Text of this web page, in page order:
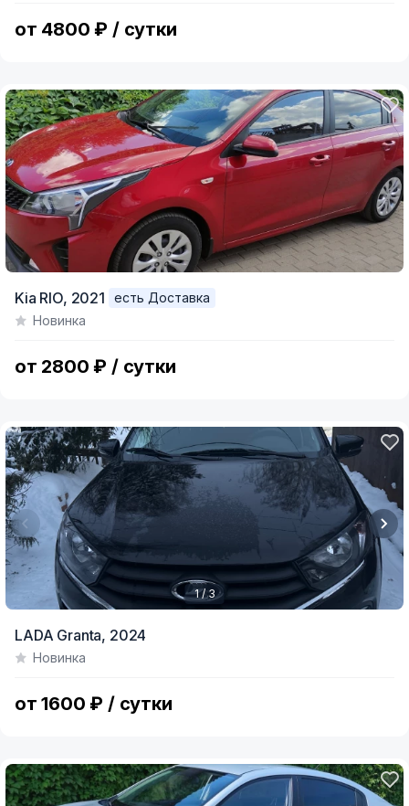
от 4800 ₽ / сутки
Kia RIO, 2021
есть Доставка
Новинка
от 2800 ₽ / сутки
of
1 / 3
LADA Granta, 2024
Новинка
от 1600 ₽ / сутки